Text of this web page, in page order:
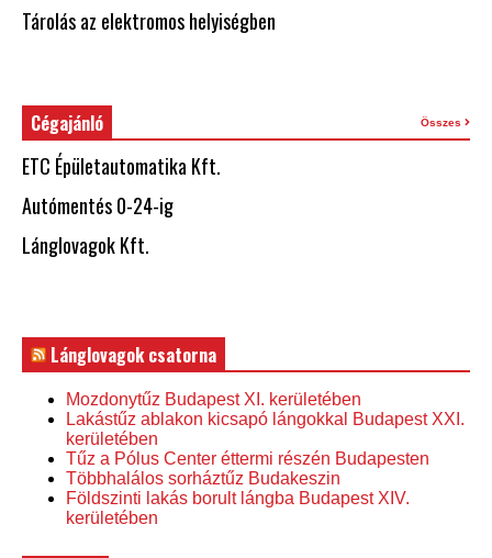
Tárolás az elektromos helyiségben
Cégajánló Összes
ETC Épületautomatika Kft.
Autómentés 0-24-ig
Lánglovagok Kft.
Lánglovagok csatorna
Mozdonytűz Budapest XI. kerületében
Lakástűz ablakon kicsapó lángokkal Budapest XXI.
kerületében
Tűz a Pólus Center éttermi részén Budapesten
Többhalálos sorháztűz Budakeszin
Földszinti lakás borult lángba Budapest XIV.
kerületében